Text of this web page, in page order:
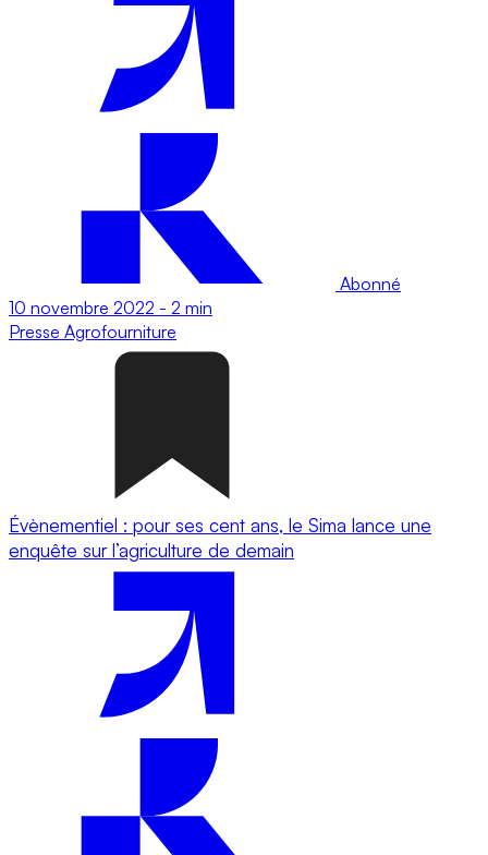
Abonné
10 novembre 2022 - 2 min
Presse Agrofourniture
Évènementiel : pour ses cent ans, le Sima lance une
enquête sur l’agriculture de demain